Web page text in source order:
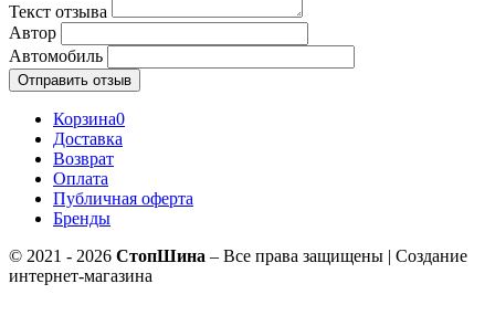
Текст отзыва
Автор
Автомобиль
Отправить отзыв
Корзина0
Доставка
Возврат
Оплата
Публичная оферта
Бренды
© 2021 - 2026 СтопШина – Все права защищены | Создание
интернет-магазина